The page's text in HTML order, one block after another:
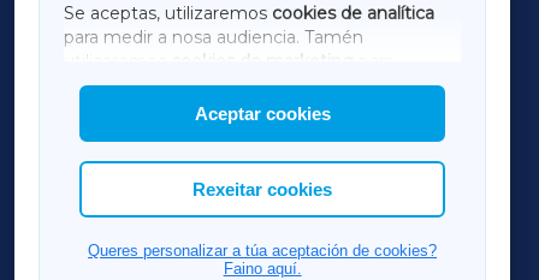
Se aceptas, utilizaremos cookies de analítica
para medir a nosa audiencia. Tamén
utilizaremos
cookies de marketing
mostrar publicidade de terceiros.
Así mesmo, podes personalizar a elección das
cookies que desexas permitir.
Aceptar cookies
Rexeitar cookies
Queres personalizar a túa aceptación de cookies?
Faino aquí.
AMARIÑAXA
RIBEIRASACRAXA
ACORUÑAXA
FERROLXA